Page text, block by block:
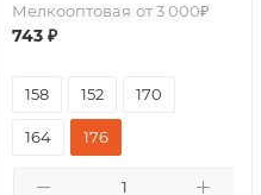
Мелкооптовая от 3 000₽
743 ₽
158 152 170
164 176